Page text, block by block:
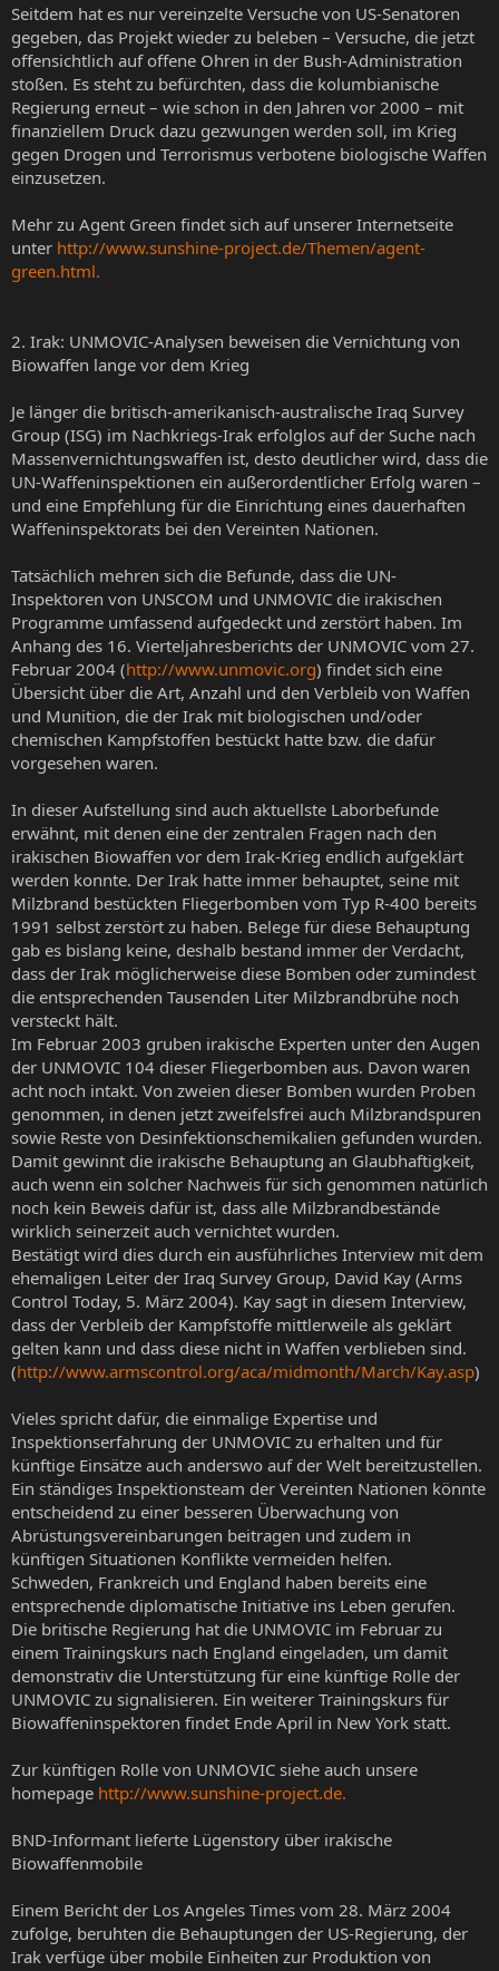
Seitdem hat es nur vereinzelte Versuche von US-Senatoren
gegeben, das Projekt wieder zu beleben – Versuche, die jetzt
offensichtlich auf offene Ohren in der Bush-Administration
stoßen. Es steht zu befürchten, dass die kolumbianische
Regierung erneut – wie schon in den Jahren vor 2000 – mit
finanziellem Druck dazu gezwungen werden soll, im Krieg
gegen Drogen und Terrorismus verbotene biologische Waffen
einzusetzen.
Mehr zu Agent Green findet sich auf unserer Internetseite
unter http://www.sunshine-project.de/Themen/agent-
green.html.
2. Irak: UNMOVIC-Analysen beweisen die Vernichtung von
Biowaffen lange vor dem Krieg
Je länger die britisch-amerikanisch-australische Iraq Survey
Group (ISG) im Nachkriegs-Irak erfolglos auf der Suche nach
Massenvernichtungswaffen ist, desto deutlicher wird, dass die
UN-Waffeninspektionen ein außerordentlicher Erfolg waren –
und eine Empfehlung für die Einrichtung eines dauerhaften
Waffeninspektorats bei den Vereinten Nationen.
Tatsächlich mehren sich die Befunde, dass die UN-
Inspektoren von UNSCOM und UNMOVIC die irakischen
Programme umfassend aufgedeckt und zerstört haben. Im
Anhang des 16. Vierteljahresberichts der UNMOVIC vom 27.
Februar 2004 (http://www.unmovic.org) findet sich eine
Übersicht über die Art, Anzahl und den Verbleib von Waffen
und Munition, die der Irak mit biologischen und/oder
chemischen Kampfstoffen bestückt hatte bzw. die dafür
vorgesehen waren.
In dieser Aufstellung sind auch aktuellste Laborbefunde
erwähnt, mit denen eine der zentralen Fragen nach den
irakischen Biowaffen vor dem Irak-Krieg endlich aufgeklärt
werden konnte. Der Irak hatte immer behauptet, seine mit
Milzbrand bestückten Fliegerbomben vom Typ R-400 bereits
1991 selbst zerstört zu haben. Belege für diese Behauptung
gab es bislang keine, deshalb bestand immer der Verdacht,
dass der Irak möglicherweise diese Bomben oder zumindest
die entsprechenden Tausenden Liter Milzbrandbrühe noch
versteckt hält.
Im Februar 2003 gruben irakische Experten unter den Augen
der UNMOVIC 104 dieser Fliegerbomben aus. Davon waren
acht noch intakt. Von zweien dieser Bomben wurden Proben
genommen, in denen jetzt zweifelsfrei auch Milzbrandspuren
sowie Reste von Desinfektionschemikalien gefunden wurden.
Damit gewinnt die irakische Behauptung an Glaubhaftigkeit,
auch wenn ein solcher Nachweis für sich genommen natürlich
noch kein Beweis dafür ist, dass alle Milzbrandbestände
wirklich seinerzeit auch vernichtet wurden.
Bestätigt wird dies durch ein ausführliches Interview mit dem
ehemaligen Leiter der Iraq Survey Group, David Kay (Arms
Control Today, 5. März 2004). Kay sagt in diesem Interview,
dass der Verbleib der Kampfstoffe mittlerweile als geklärt
gelten kann und dass diese nicht in Waffen verblieben sind.
(http://www.armscontrol.org/aca/midmonth/March/Kay.asp)
Vieles spricht dafür, die einmalige Expertise und
Inspektionserfahrung der UNMOVIC zu erhalten und für
künftige Einsätze auch anderswo auf der Welt bereitzustellen.
Ein ständiges Inspektionsteam der Vereinten Nationen könnte
entscheidend zu einer besseren Überwachung von
Abrüstungsvereinbarungen beitragen und zudem in
künftigen Situationen Konflikte vermeiden helfen.
Schweden, Frankreich und England haben bereits eine
entsprechende diplomatische Initiative ins Leben gerufen.
Die britische Regierung hat die UNMOVIC im Februar zu
einem Trainingskurs nach England eingeladen, um damit
demonstrativ die Unterstützung für eine künftige Rolle der
UNMOVIC zu signalisieren. Ein weiterer Trainingskurs für
Biowaffeninspektoren findet Ende April in New York statt.
Zur künftigen Rolle von UNMOVIC siehe auch unsere
homepage http://www.sunshine-project.de.
BND-Informant lieferte Lügenstory über irakische
Biowaffenmobile
Einem Bericht der Los Angeles Times vom 28. März 2004
zufolge, beruhten die Behauptungen der US-Regierung, der
Irak verfüge über mobile Einheiten zur Produktion von